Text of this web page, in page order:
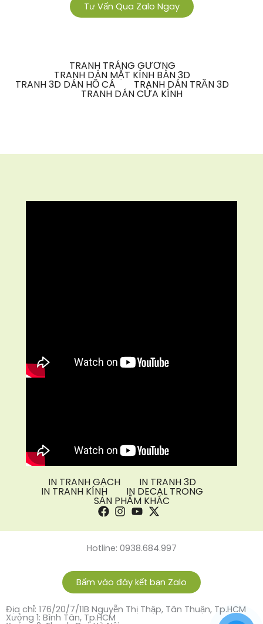
Tư Vấn Qua Zalo Ngay
TRANH TRÁNG GƯƠNG
TRANH DÁN MẶT KÍNH BÀN 3D
TRANH 3D DÁN HỒ CÁ TRANH DÁN TRẦN 3D
TRANH DÁN CỬA KÍNH
IN TRANH GẠCH IN TRANH 3D
IN TRANH KÍNH IN DECAL TRONG
SẢN PHẨM KHÁC
Hotline: 0938.684.997
Bấm vào đây kết bạn Zalo
Địa chỉ: 176/20/7/11B Nguyễn Thị Thập, Tân Thuận, Tp.HCM
Xưởng 1: Bình Tân, Tp.HCM